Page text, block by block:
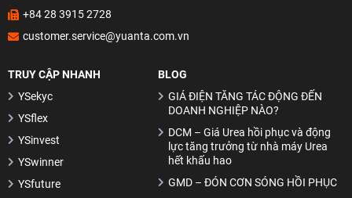
Fibonacci – Cách xác định giá mục tiêu
MACD – Cách sử dụng sao cho hiệu quả?
Cách kết hợp bộ ba MA 10, 20 & 50
RSI – Cách sử dụng sao cho hiệu quả?
Đọc hiểu tâm lý thị trường thông qua Mô hình nến Nhật
6 nội dung của Lý thuyết Dow
+84 28 3915 2728
customer.service@yuanta.com.vn
TRUY CẬP NHANH
YSekyc
YSflex
YSinvest
YSwinner
YSfuture
BLOG
GIÁ ĐIỆN TĂNG TÁC ĐỘNG ĐẾN
DOANH NGHIỆP NÀO?
DCM – Giá Urea hồi phục và động
lực tăng trưởng từ nhà máy Urea
hết khấu hao
GMD – ĐÓN CƠN SÓNG HỒI PHỤC